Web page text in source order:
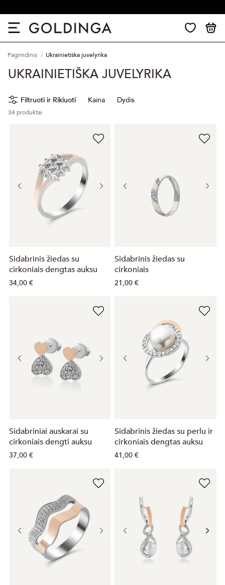
Pagrindinis Ukrainietiška juvelyrika
UKRAINIETIŠKA JUVELYRIKA
Sidabrinis žiedas su
cirkoniais dengtas auksu
34,00 €
Sidabrinis žiedas su
cirkoniais
21,00 €
Sidabriniai auskarai su
cirkoniais dengti auksu
37,00 €
Sidabrinis žiedas su perlu ir
cirkoniais dengtas auksu
41,00 €
Filtruoti ir Rikiuoti Kaina Dydis
34produktai